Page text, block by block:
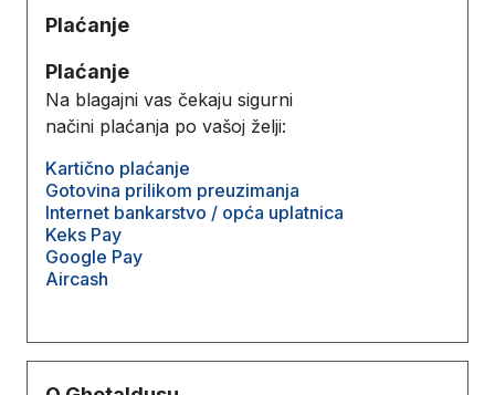
Plaćanje
Plaćanje
Na blagajni vas čekaju sigurni
načini plaćanja po vašoj želji:
Kartično plaćanje
Gotovina prilikom preuzimanja
Internet bankarstvo / opća uplatnica
Keks Pay
Google Pay
Aircash